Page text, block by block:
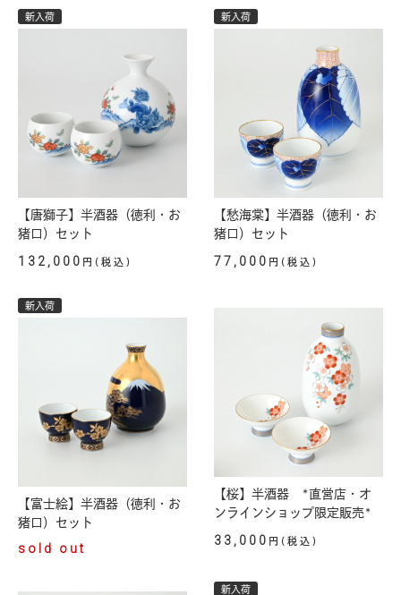
新入荷
【唐獅子】半酒器（徳利・お
猪口）セット
132,000 円(税込)
新入荷
【愁海棠】半酒器（徳利・お
猪口）セット
77,000 円(税込)
新入荷
【富士絵】半酒器（徳利・お
猪口）セット
sold out
【桜】半酒器 *直営店・オ
ンラインショップ限定販売*
33,000 円(税込)
新入荷